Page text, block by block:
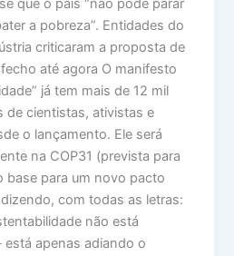
que o país “não pode parar
a pobreza”. Entidades do
criticaram a proposta de
até agora O manifesto
já tem mais de 12 mil
de cientistas, ativistas e
o lançamento. Ele será
na COP31 (prevista para
base para um novo pacto
com todas as letras:
não está
apenas adiando o